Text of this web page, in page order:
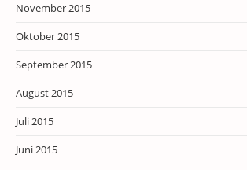
November 2015
Oktober 2015
September 2015
August 2015
Juli 2015
Juni 2015